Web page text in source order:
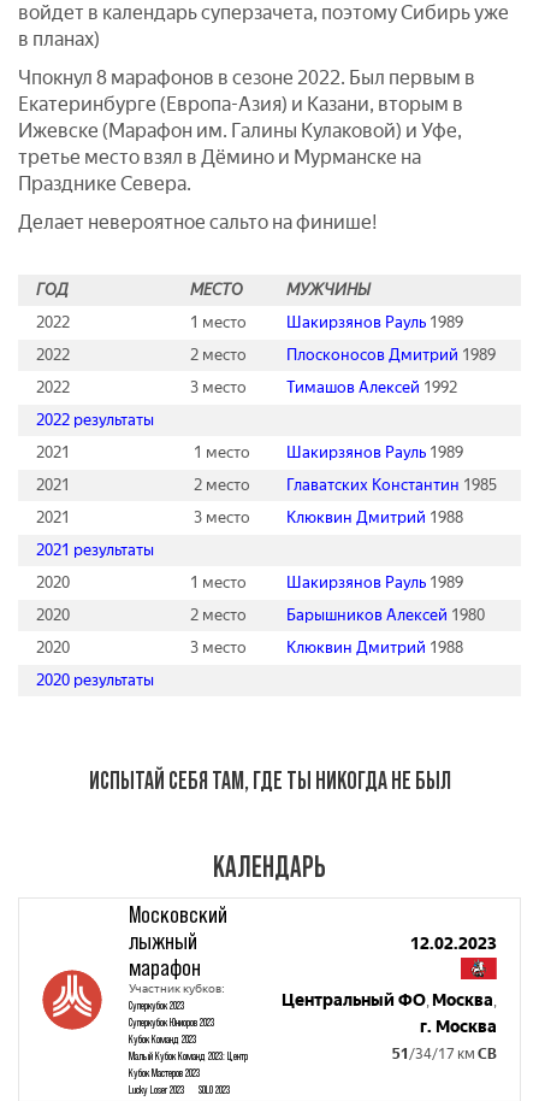
войдет в календарь суперзачета, поэтому Сибирь уже
в планах)
Чпокнул 8 марафонов в сезоне 2022. Был первым в
Екатеринбурге (Европа-Азия) и Казани, вторым в
Ижевске (Марафон им. Галины Кулаковой) и Уфе,
третье место взял в Дёмино и Мурманске на
Празднике Севера.
Делает невероятное сальто на финише!
ГОД МЕСТО
МУЖЧИНЫ
2022
1 место Шакирзянов Рауль 1989
2022
2 место Плосконосов Дмитрий 1989
2022
3 место Тимашов Алексей 1992
2022 результаты
2021
1 место Шакирзянов Рауль 1989
2021
2 место Главатских Константин 1985
2021
3 место Клюквин Дмитрий 1988
2021 результаты
2020
1 место Шакирзянов Рауль 1989
2020
2 место Барышников Алексей 1980
2020
3 место Клюквин Дмитрий 1988
2020 результаты
ИСПЫТАЙ СЕБЯ ТАМ, ГДЕ ТЫ НИКОГДА НЕ БЫЛ
КАЛЕНДАРЬ
Московский
лыжный
марафон
Участник кубков:
Суперкубок 2023
Суперкубок Юниоров 2023
Кубок Команд 2023
Малый Кубок Команд 2023: Центр
Кубок Мастеров 2023
Lucky Loser 2023
SOLO 2023
12.02.2023
Центральный ФО Москва
г. Москва
51 /34/17 км СВ